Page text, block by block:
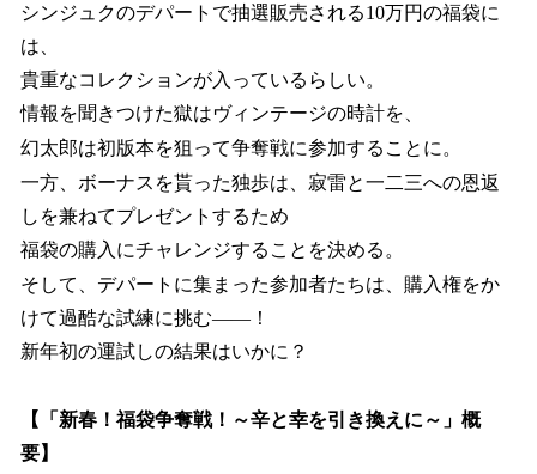
シンジュクのデパートで抽選販売される10万円の福袋に
は、
貴重なコレクションが入っているらしい。
情報を聞きつけた獄はヴィンテージの時計を、
幻太郎は初版本を狙って争奪戦に参加することに。
一方、ボーナスを貰った独歩は、寂雷と一二三への恩返
しを兼ねてプレゼントするため
福袋の購入にチャレンジすることを決める。
そして、デパートに集まった参加者たちは、購入権をか
けて過酷な試練に挑む――！
新年初の運試しの結果はいかに？
【「新春！福袋争奪戦！～辛と幸を引き換えに～」概
要】